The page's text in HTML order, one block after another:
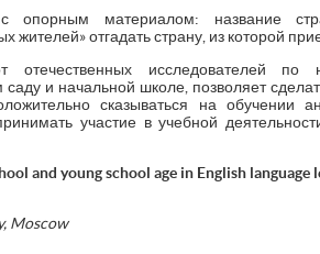
с опорным материалом: название
отгадать страну, из которой
отечественных исследователей
и начальной школе, позволяет
сказываться на обучении
участие в учебной
and young school age in English language
Moscow